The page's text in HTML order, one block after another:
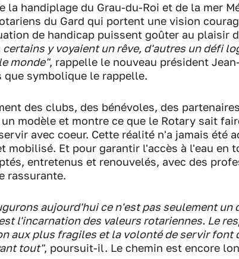
la handiplage du Grau-du-Roi et de la mer
du Gard qui portent une vision
de handicap puissent goûter au plaisir
y voyaient un rêve, d'autres un défi
monde", rappelle le nouveau président
que symbolique le rappelle.
des clubs, des bénévoles, des
modèle et montre ce que le Rotary sait
avec coeur. Cette réalité n'a jamais été
mobilisé. Et pour garantir l'accès à l'eau en
entretenus et renouvelés, avec des
rassurante.
aujourd'hui ce n'est pas seulement
l'incarnation des valeurs rotariennes. Le
aux plus fragiles et la volonté de servir font
tout", poursuit-il. Le chemin est encore